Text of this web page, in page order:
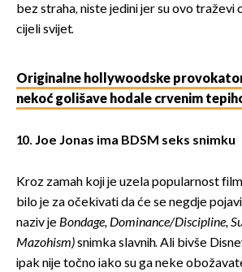
bez straha, niste jedini jer su ovo traževi
cijeli svijet.
Originalne hollywoodske
nekoć golišave hodale crvenim
10. Joe Jonas ima BDSM seks snimku
Kroz zamah koji je uzela popularnost
bilo je za očekivati da će se negdje
naziv jeBondage, Dominance/Discipline,
Mazohism)snimka slavnih. Ali bivše
ipak nije točno iako su ga neke